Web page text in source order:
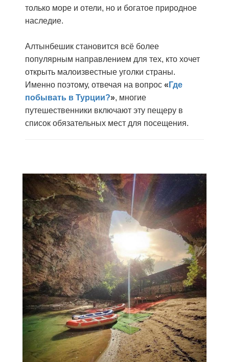
только море и отели, но и богатое природное
наследие.
Алтынбешик становится всё более
популярным направлением для тех, кто хочет
открыть малоизвестные уголки страны.
Именно поэтому, отвечая на вопрос « Где
побывать в Турции?», многие
путешественники включают эту пещеру в
список обязательных мест для посещения.